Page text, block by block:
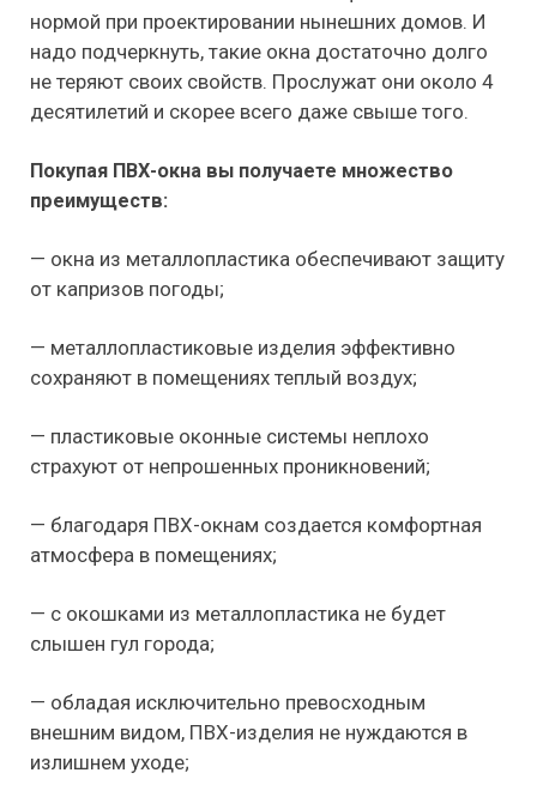
нормой при проектировании нынешних домов. И
надо подчеркнуть, такие окна достаточно долго
не теряют своих свойств. Прослужат они около 4
десятилетий и скорее всего даже свыше того.
Покупая ПВХ-окна вы получаете множество
преимуществ:
— окна из металлопластика обеспечивают защиту
от капризов погоды;
— металлопластиковые изделия эффективно
сохраняют в помещениях теплый воздух;
— пластиковые оконные системы неплохо
страхуют от непрошенных проникновений;
— благодаря ПВХ-окнам создается комфортная
атмосфера в помещениях;
— с окошками из металлопластика не будет
слышен гул города;
— обладая исключительно превосходным
внешним видом, ПВХ-изделия не нуждаются в
излишнем уходе;